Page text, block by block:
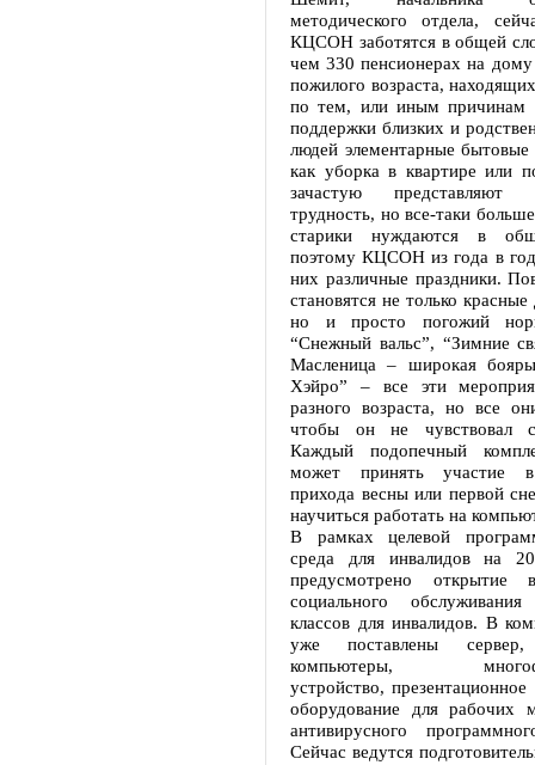
методического отдела,
КЦСОН заботятся в общей
чем 330 пенсионерах на
пожилого возраста,
по тем, или иным причинам
поддержки близких и
людей элементарные
как уборка в квартире или
зачастую представляют
трудность, но все-таки
старики нуждаются в
поэтому КЦСОН из года в год
них различные праздники.
становятся не только
но и просто погожий
“Снежный вальс”, “Зимние
Масленица – широкая
Хэйро” – все эти
разного возраста, но все
чтобы он не чувствовал
Каждый подопечный
может принять участие в
прихода весны или первой
научиться работать на
В рамках целевой
среда для инвалидов на
предусмотрено открытие
социального
классов для инвалидов. В
уже поставлены сервер,
компьютеры,
устройство,
оборудование для рабочих
антивирусного
Сейчас ведутся